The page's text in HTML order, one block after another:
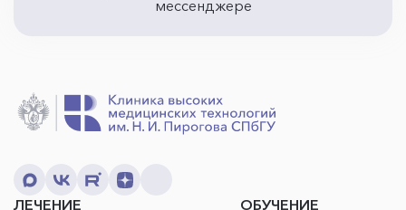
мессенджере
ЛЕЧЕНИЕ
ОБУЧЕНИЕ